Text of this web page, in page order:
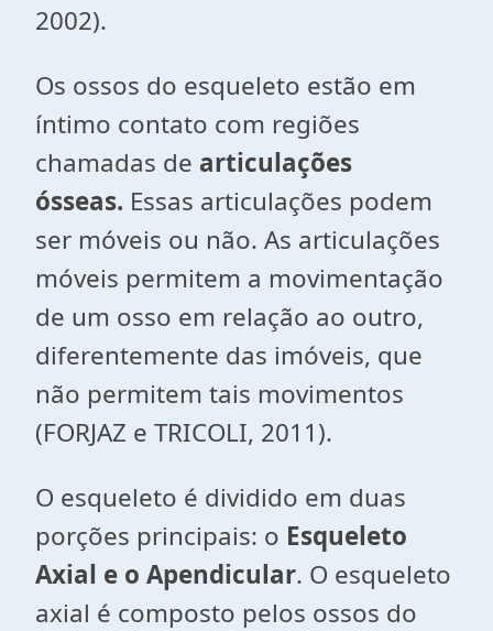
2002).
Os ossos do esqueleto estão em
íntimo contato com regiões
chamadas de articulações
ósseas. Essas articulações podem
ser móveis ou não. As articulações
móveis permitem a movimentação
de um osso em relação ao outro,
diferentemente das imóveis, que
não permitem tais movimentos
(FORJAZ e TRICOLI, 2011).
O esqueleto é dividido em duas
porções principais: o Esqueleto
Axial e o Apendicular. O esqueleto
axial é composto pelos ossos do